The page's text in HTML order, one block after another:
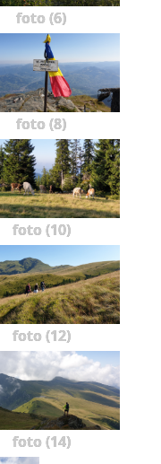
foto (6)
foto (8)
foto (10)
foto (12)
foto (14)